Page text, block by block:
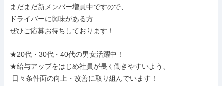
まだまだ新メンバー増員中ですので、
ドライバーに興味がある方
ぜひご応募お待ちしております！
★20代・30代・40代の男女活躍中！
★給与アップをはじめ社員が長く働きやすいよう、